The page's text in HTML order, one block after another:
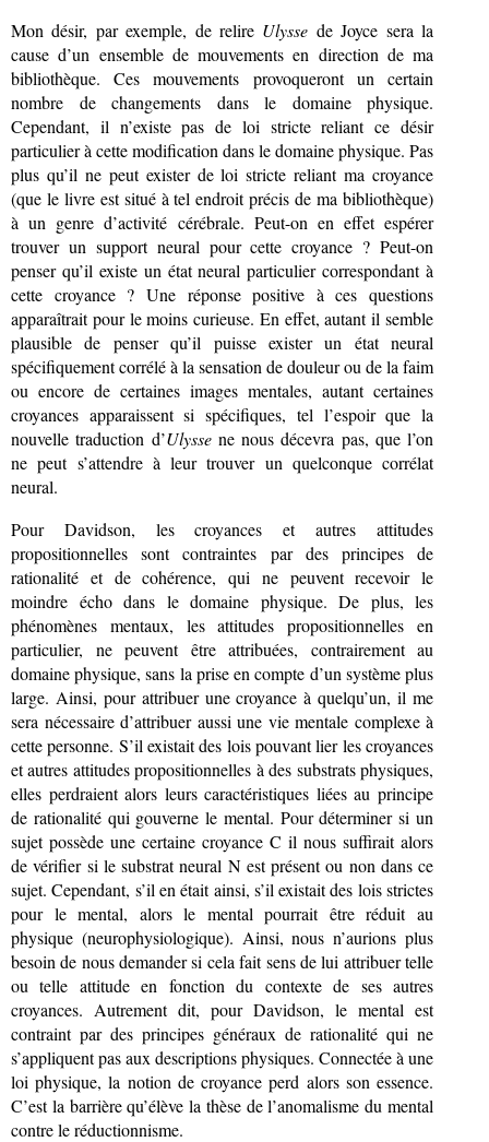
Mon désir, par exemple, de relire Ulysse de Joyce sera la
cause d’un ensemble de mouvements en direction de ma
bibliothèque. Ces mouvements provoqueront un certain
nombre de changements dans le domaine physique.
Cependant, il n’existe pas de loi stricte reliant ce désir
particulier à cette modification dans le domaine physique. Pas
plus qu’il ne peut exister de loi stricte reliant ma croyance
(que le livre est situé à tel endroit précis de ma bibliothèque)
à un genre d’activité cérébrale. Peut-on en effet espérer
trouver un support neural pour cette croyance ? Peut-on
penser qu’il existe un état neural particulier correspondant à
cette croyance ? Une réponse positive à ces questions
apparaîtrait pour le moins curieuse. En effet, autant il semble
plausible de penser qu’il puisse exister un état neural
spécifiquement corrélé à la sensation de douleur ou de la faim
ou encore de certaines images mentales, autant certaines
croyances apparaissent si spécifiques, tel l’espoir que la
nouvelle traduction d’Ulyssene nous décevra pas, que l’on
ne peut s’attendre à leur trouver un quelconque corrélat
neural.
Pour Davidson, les croyances et autres attitudes
propositionnelles sont contraintes par des principes de
rationalité et de cohérence, qui ne peuvent recevoir le
moindre écho dans le domaine physique. De plus, les
phénomènes mentaux, les attitudes propositionnelles en
particulier, ne peuvent être attribuées, contrairement au
domaine physique, sans la prise en compte d’un système plus
large. Ainsi, pour attribuer une croyance à quelqu’un, il me
sera nécessaire d’attribuer aussi une vie mentale complexe à
cette personne. S’il existait des lois pouvant lier les croyances
et autres attitudes propositionnelles à des substrats physiques,
elles perdraient alors leurs caractéristiques liées au principe
de rationalité qui gouverne le mental. Pour déterminer si un
sujet possède une certaine croyance C il nous suffirait alors
de vérifier si le substrat neural N est présent ou non dans ce
sujet. Cependant, s’il en était ainsi, s’il existait des lois strictes
pour le mental, alors le mental pourrait être réduit au
physique (neurophysiologique). Ainsi, nous n’aurions plus
besoin de nous demander si cela fait sens de lui attribuer telle
ou telle attitude en fonction du contexte de ses autres
croyances. Autrement dit, pour Davidson, le mental est
contraint par des principes généraux de rationalité qui ne
s’appliquent pas aux descriptions physiques. Connectée à une
loi physique, la notion de croyance perd alors son essence.
C’est la barrière qu’élève la thèse de l’anomalisme du mental
contre le réductionnisme.